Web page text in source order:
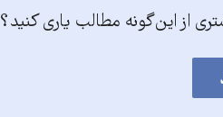
از این‌گونه مطالب یاری کنید؟